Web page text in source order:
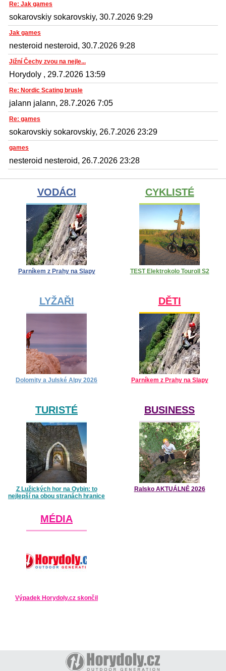
Re: Jak games
sokarovskiy sokarovskiy, 30.7.2026 9:29
Jak games
nesteroid nesteroid, 30.7.2026 9:28
Jižní Čechy zvou na nejle...
Horydoly , 29.7.2026 13:59
Re: Nordic Scating brusle
jalann jalann, 28.7.2026 7:05
Re: games
sokarovskiy sokarovskiy, 26.7.2026 23:29
games
nesteroid nesteroid, 26.7.2026 23:28
VODÁCI
Parníkem z Prahy na Slapy
CYKLISTÉ
TEST Elektrokolo Touroll S2
LYŽAŘI
Dolomity a Julské Alpy 2026
DĚTI
Parníkem z Prahy na Slapy
TURISTÉ
Z Lužických hor na Oybin: to
nejlepší na obou stranách hranice
BUSINESS
Ralsko AKTUÁLNĚ 2026
MÉDIA
Výpadek Horydoly.cz skončil